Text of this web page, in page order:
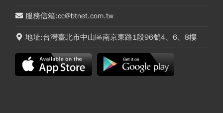
服務信箱:cc@btnet.com.tw
地址:台灣臺北市中山區南京東路1段96號4、6、8樓